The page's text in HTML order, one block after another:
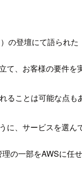
登壇にて語られた
、お客様の要件
ことは可能な点
、サービスを選ん
の一部をAWSに任せ